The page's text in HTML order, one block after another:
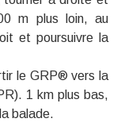
m plus loin, au
et poursuivre la
le GRP® vers la
1 km plus bas,
balade.